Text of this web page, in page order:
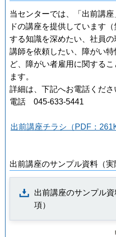
当センターでは、「出前講
ドの講座を提供しています
する知識を深めたい、社員
講師を依頼したい、障がい
ど、障がい者雇用に関する
ます。
詳細は、下記へお電話くださ
電話 045-633-5441
出前講座チラシ（PDF：
出前講座のサンプル資料（実
出前講座のサンプル
項）